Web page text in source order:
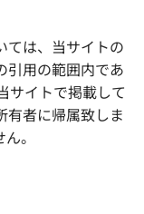
ては、当サイトの
引用の範囲内であ
サイトで掲載して
有者に帰属致しま
。